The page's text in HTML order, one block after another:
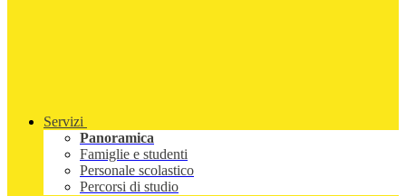
Servizi
Panoramica
Famiglie e studenti
Personale scolastico
Percorsi di studio